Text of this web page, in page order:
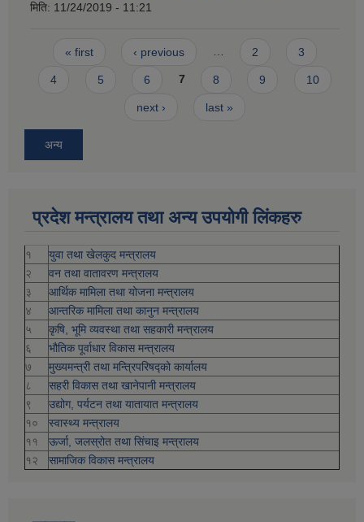
मिति: 11/24/2019 - 11:21
Pages
« first ‹ previous … 2 3
4 5 6 7 8 9 10
next › last »
अन्य
प्रदेश मन्त्रालय तथा अन्य उपयोगी लिंकहरु
१
युवा तथा खेलकुद मन्त्रालय
२
वन तथा वातावरण मन्त्रालय
३
आर्थिक मामिला तथा योजना मन्त्रालय
४
आन्तरिक मामिला तथा कानुन मन्त्रालय
५
कृषि, भूमि व्यवस्था तथा सहकारी मन्त्रालय
६
भौतिक पूर्वाधार विकास मन्त्रालय
७
मुख्यमन्त्री तथा मन्त्रिपरिषद्को कार्यालय
८
सहरी विकास तथा खानेपानी मन्त्रालय
९
उद्योग, पर्यटन तथा यातायात मन्त्रालय
१०
स्वास्थ्य मन्त्रालय
११
ऊर्जा, जलस्रोत तथा सिंचाइ मन्त्रालय
१२
सामाजिक विकास मन्‍‍त्रालय